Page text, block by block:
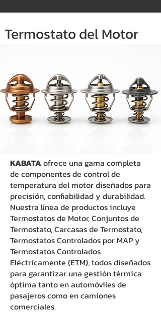
Termostato del Motor
KABATAofrece una gama completa
de componentes de control de
temperatura del motor diseñados para
precisión, confiabilidad y durabilidad.
Nuestra línea de productos incluye
Termostatos de Motor, Conjuntos de
Termostato, Carcasas de Termostato,
Termostatos Controlados por MAP y
Termostatos Controlados
Eléctricamente (ETM), todos diseñados
para garantizar una gestión térmica
óptima tanto en automóviles de
pasajeros como en camiones
comerciales.